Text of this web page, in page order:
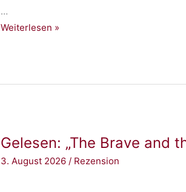
…
Gelesen:
Weiterlesen »
Gelesen: „The Brave and
3. August 2026/ Rezension